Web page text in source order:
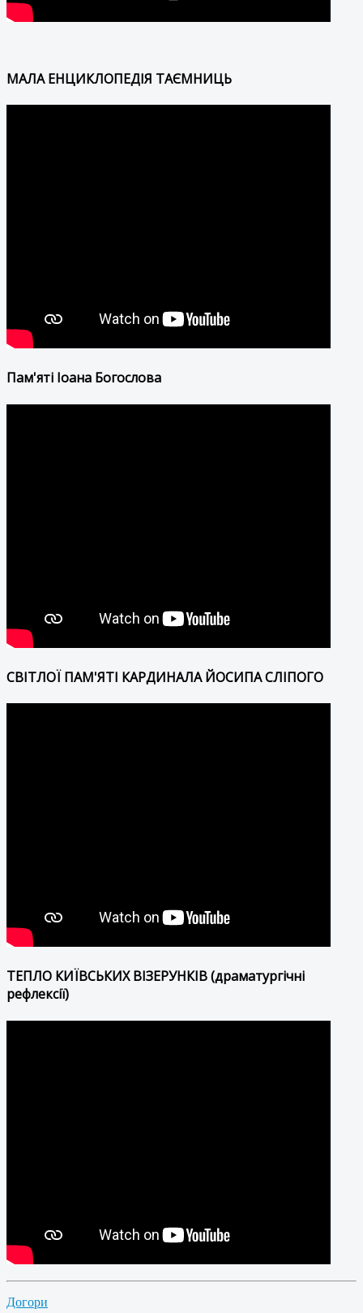
МАЛА ЕНЦИКЛОПЕДІЯ ТАЄМНИЦЬ
Пам'яті Іоана Богослова
СВІТЛОЇ ПАМ'ЯТІ КАРДИНАЛА ЙОСИПА СЛІПОГО
ТЕПЛО КИЇВСЬКИХ ВІЗЕРУНКІВ (драматургічні
рефлексії)
Догори